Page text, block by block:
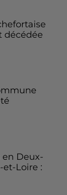
décédée
en Deux-
et-Loire :